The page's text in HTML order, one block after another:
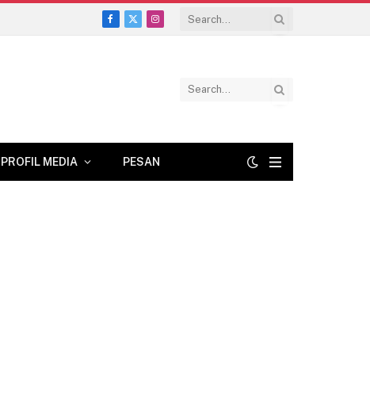
Facebook
X
Instagram
PROFIL MEDIA PESAN